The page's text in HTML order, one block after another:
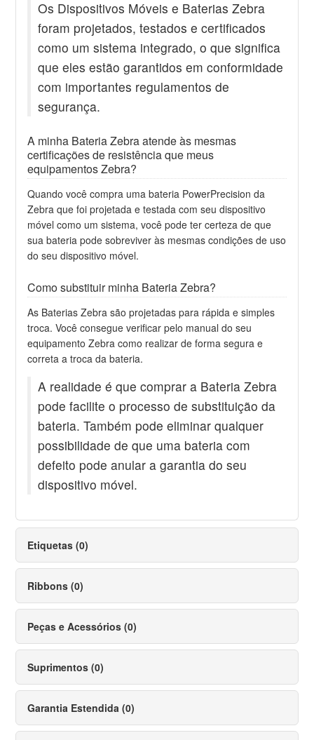
Os Dispositivos Móveis e Baterias Zebra
foram projetados, testados e certificados
como um sistema integrado, o que significa
que eles estão garantidos em conformidade
com importantes regulamentos de
segurança.
A minha Bateria Zebra atende às mesmas
certificações de resistência que meus
equipamentos Zebra?
Quando você compra uma bateria PowerPrecision da
Zebra que foi projetada e testada com seu dispositivo
móvel como um sistema, você pode ter certeza de que
sua bateria pode sobreviver às mesmas condições de uso
do seu dispositivo móvel.
Como substituir minha Bateria Zebra?
As Baterias Zebra são projetadas para rápida e simples
troca. Você consegue verificar pelo manual do seu
equipamento Zebra como realizar de forma segura e
correta a troca da bateria.
A realidade é que comprar a Bateria Zebra
pode facilite o processo de substituição da
bateria. Também pode eliminar qualquer
possibilidade de que uma bateria com
defeito pode anular a garantia do seu
dispositivo móvel.
Etiquetas (0)
Ribbons (0)
Peças e Acessórios (0)
Suprimentos (0)
Garantia Estendida (0)